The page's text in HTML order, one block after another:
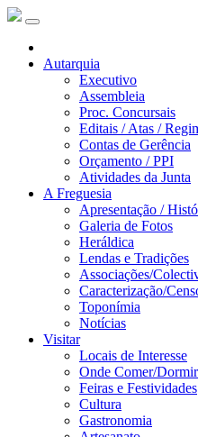
Autarquia
Executivo
Assembleia
Proc. Concursais
Editais / Atas /
Contas de Gerência
Orçamento / PPI
Atividades da Junta
A Freguesia
Apresentação /
Galeria de Fotos
Heráldica
Lendas e Tradições
Associações/
Caracterização/
Toponímia
Notícias
Visitar
Locais de Interesse
Onde Comer/Dormir
Feiras e Festividades
Cultura
Gastronomia